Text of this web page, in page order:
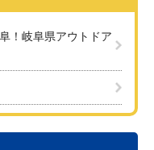
！岐阜県アウトドア